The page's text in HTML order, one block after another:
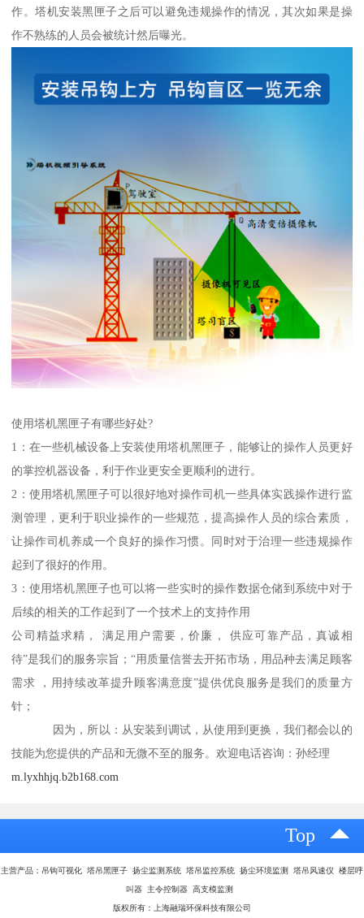
作。塔机安装黑匣子之后可以避免违规操作的情况，其次如果是操
作不熟练的人员会被统计然后曝光。
使用塔机黑匣子有哪些好处?
1：在一些机械设备上安装使用塔机黑匣子，能够让的操作人员更好
的掌控机器设备，利于作业更安全更顺利的进行。
2：使用塔机黑匣子可以很好地对操作司机一些具体实践操作进行监
测管理，更利于职业操作的一些规范，提高操作人员的综合素质，
让操作司机养成一个良好的操作习惯。同时对于治理一些违规操作
起到了很好的作用。
3：使用塔机黑匣子也可以将一些实时的操作数据仓储到系统中对于
后续的相关的工作起到了一个技术上的支持作用
公司精益求精， 满足用户需要，价廉， 供应可靠产品，真诚相
待”是我们的服务宗旨；“用质量信誉去开拓市场，用品种去满足顾客
需求 ，用持续改革提升顾客满意度”提供优良服务是我们的质量方
针；
因为，所以：从安装到调试，从使用到更换，我们都会以的
技能为您提供的产品和无微不至的服务。欢迎电话咨询：孙经理
m.lyxhhjq.b2b168.com
Top
主营产品：吊钩可视化 塔吊黑匣子 扬尘监测系统 塔吊监控系统 扬尘环境监测 塔吊风速仪 楼层呼
叫器 主令控制器 高支模监测
版权所有：上海融瑞环保科技有限公司